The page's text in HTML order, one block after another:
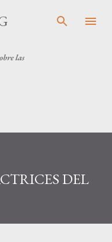
las
DEL